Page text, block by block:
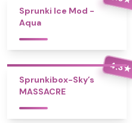
Sprunki Ice Mod -
Aqua
4.3★
Sprunkibox-Sky’s
MASSACRE